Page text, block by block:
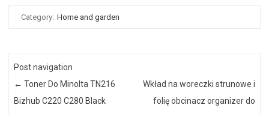
Category: Home and garden
Post navigation
← Toner Do Minolta TN216
Bizhub C220 C280 Black
Wkład na woreczki strunowe i
folię obcinacz organizer do